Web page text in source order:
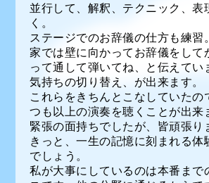
並行して、解釈、テクニック、表
く。
ステージでのお辞儀の仕方も練習。
家では壁に向かってお辞儀をして
って通して弾いてね、と伝えてい
気持ちの切り替え、が出来ます。
これらをきちんとこなしていたの
つも以上の演奏を聴くことが出来
緊張の面持ちでしたが、皆頑張り
きっと、一生の記憶に刻まれる体
でしょう。
私が大事にしているのは本番まで